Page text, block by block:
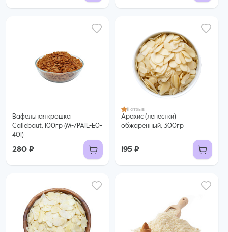
Вафельная крошка
Callebaut, 100гр (M-7PAIL-E0-
401)
280 ₽
1 1 отзыв
Арахис (лепестки)
обжаренный, 300гр
195 ₽